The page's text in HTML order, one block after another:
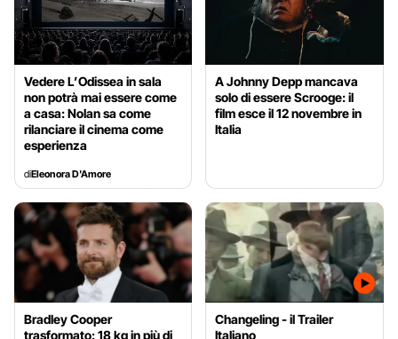
Vedere L’Odissea in sala
non potrà mai essere come
a casa: Nolan sa come
rilanciare il cinema come
esperienza
diEleonora D'Amore
A Johnny Depp mancava
solo di essere Scrooge: il
film esce il 12 novembre in
Italia
Bradley Cooper
trasformato: 18 kg in più di
Changeling - il Trailer
Italiano